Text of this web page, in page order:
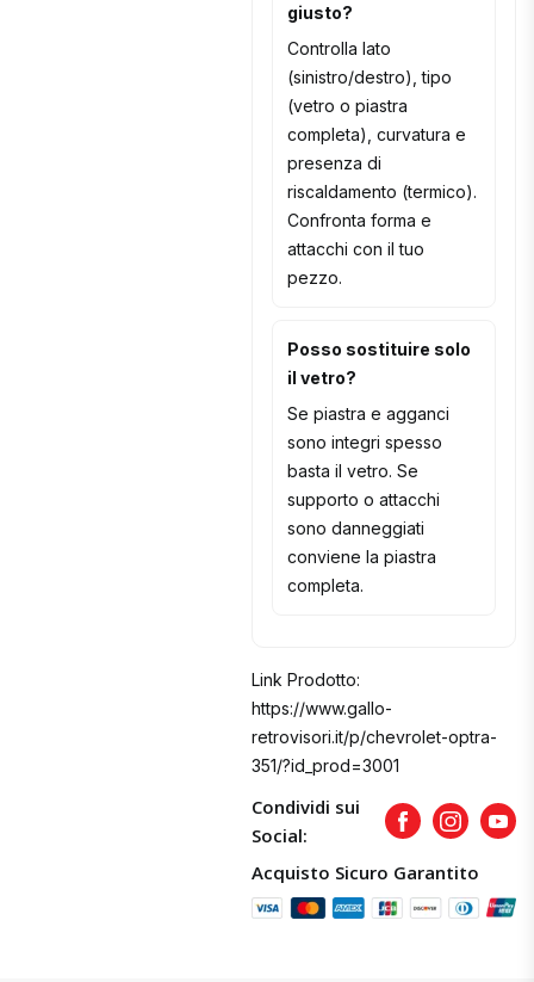
giusto?
Controlla lato
(sinistro/destro), tipo
(vetro o piastra
completa), curvatura e
presenza di
riscaldamento (termico).
Confronta forma e
attacchi con il tuo
pezzo.
Posso sostituire solo
il vetro?
Se piastra e agganci
sono integri spesso
basta il vetro. Se
supporto o attacchi
sono danneggiati
conviene la piastra
completa.
Link Prodotto:
https://www.gallo-
retrovisori.it/p/chevrolet-optra-
351/?id_prod=3001
Condividi sui
Social:
FacebookInstagram
Acquisto Sicuro Garantito